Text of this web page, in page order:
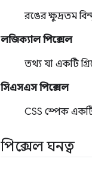
রঙের ক্ষুদ্রতম
লজিক্যাল পিক্সেল
তথ্য যা একটি
সিএসএস পিক্সেল
CSS স্পেক
পিক্সেল ঘনত্ব